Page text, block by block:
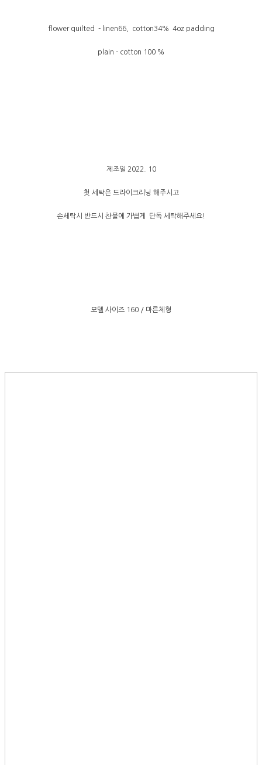
flower quilted - linen66, cotton34% 4oz padding
plain - cotton 100 %
제조일 2022. 10
첫 세탁은 드라이크리닝 해주시고
손세탁시 반드시 찬물에 가볍게 단독 세탁해주세요!
모델 사이즈 160 / 마른체형